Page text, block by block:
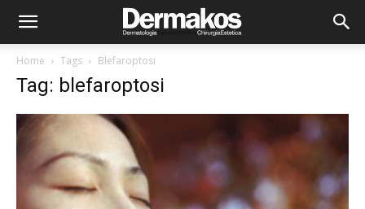
Home Tags Blefaroptosi
Tag: blefaroptosi